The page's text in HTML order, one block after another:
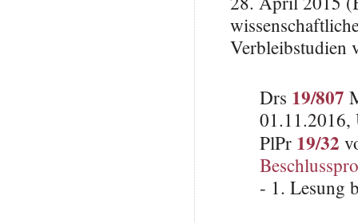
Verbleibstudien
Drs 19/807
01.11.2016,
PlPr 19/32
- 1. Lesung